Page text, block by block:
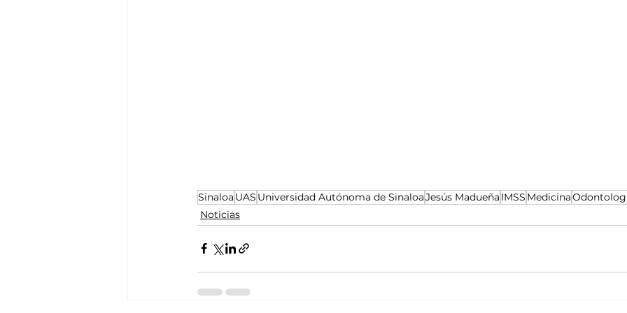
Sinaloa UAS Universidad Autónoma de SinaloaJesús Madueña IMSS Medicina
Noticias